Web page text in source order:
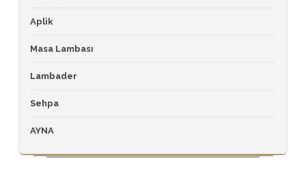
Aplik
Masa Lambası
Lambader
Sehpa
AYNA